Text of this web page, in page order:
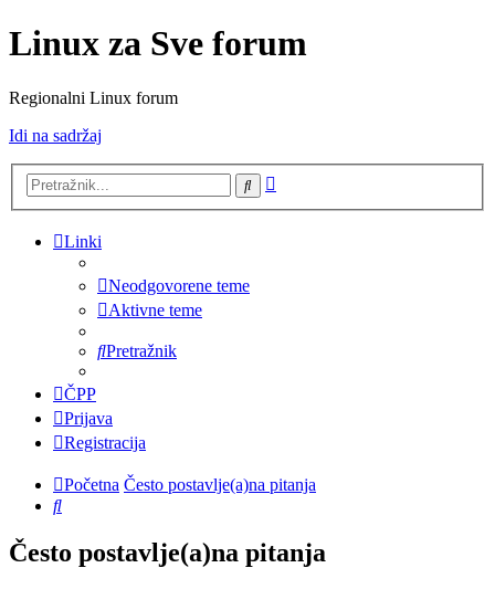
Linux za Sve forum
Regionalni Linux forum
Idi na sadržaj
Pretražnik
Linki
Neodgovorene teme
Aktivne teme
Pretražnik
ČPP
Prijava
Registracija
Početna Često postavlje(a)na pitanja
Pretražnik
Često postavlje(a)na pitanja